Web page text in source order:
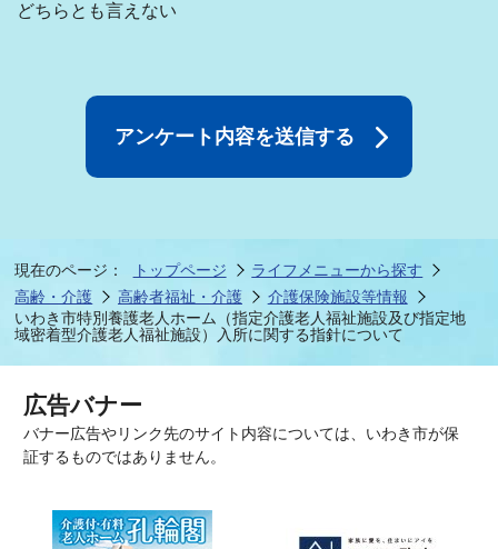
どちらとも言えない
現在のページ： トップページ
ライフメニューから探す
高齢・介護
高齢者福祉・介護
介護保険施設等情報
いわき市特別養護老人ホーム（指定介護老人福祉施設及び指定地
域密着型介護老人福祉施設）入所に関する指針について
広告バナー
バナー広告やリンク先のサイト内容については、いわき市が保
証するものではありません。